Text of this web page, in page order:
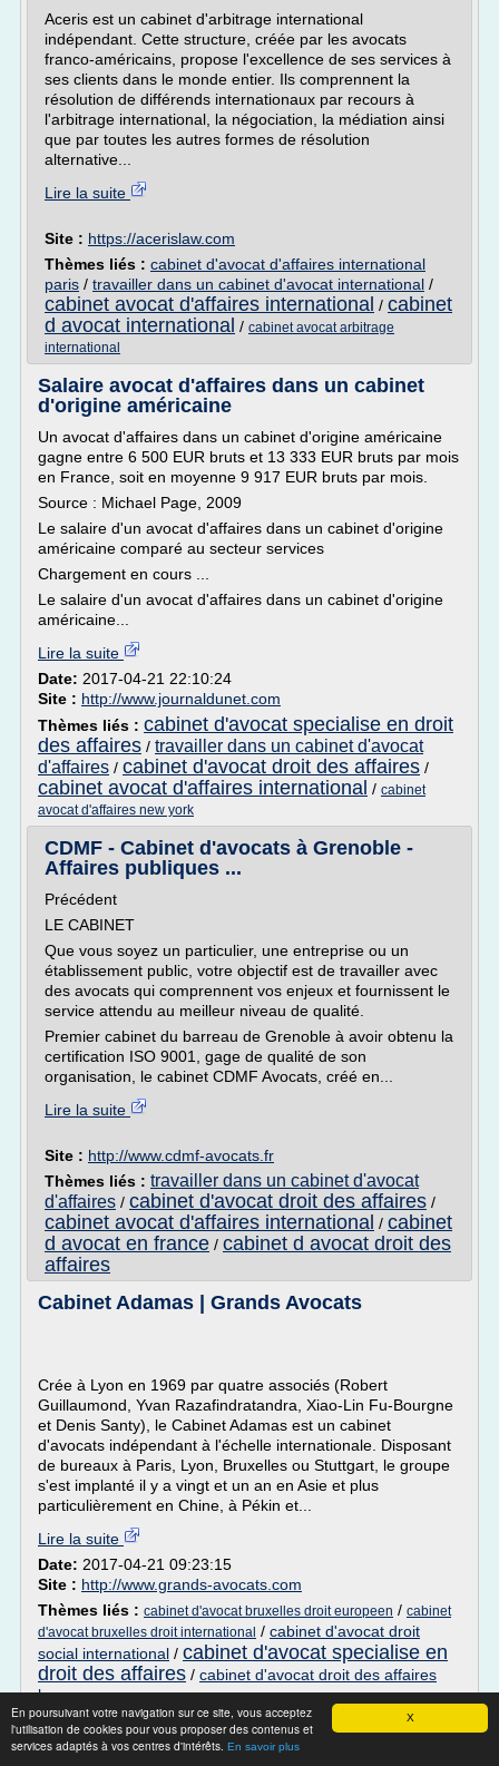
X
En poursuivant votre navigation sur ce site, vous acceptez
l'utilisation de cookies pour vous proposer des contenus et
services adaptés à vos centres d'intérêts. En savoir plus
Aceris est un cabinet d'arbitrage international
indépendant. Cette structure, créée par les avocats
franco-américains, propose l'excellence de ses services à
ses clients dans le monde entier. Ils comprennent la
résolution de différends internationaux par recours à
l'arbitrage international, la négociation, la médiation ainsi
que par toutes les autres formes de résolution
alternative...
Lire la suite
Site : https://acerislaw.com
Thèmes liés : cabinet d'avocat d'affaires international
paris / travailler dans un cabinet d'avocat international /
cabinet avocat d'affaires international / cabinet
d avocat international / cabinet avocat arbitrage
international
Salaire avocat d'affaires dans un cabinet
d'origine américaine
Un avocat d'affaires dans un cabinet d'origine américaine
gagne entre 6 500 EUR bruts et 13 333 EUR bruts par mois
en France, soit en moyenne 9 917 EUR bruts par mois.
Source : Michael Page, 2009
Le salaire d'un avocat d'affaires dans un cabinet d'origine
américaine comparé au secteur services
Chargement en cours ...
Le salaire d'un avocat d'affaires dans un cabinet d'origine
américaine...
Lire la suite
Date: 2017-04-21 22:10:24
Site : http://www.journaldunet.com
Thèmes liés : cabinet d'avocat specialise en droit
des affaires / travailler dans un cabinet d'avocat
d'affaires / cabinet d'avocat droit des affaires /
cabinet avocat d'affaires international / cabinet
avocat d'affaires new york
CDMF - Cabinet d'avocats à Grenoble -
Affaires publiques ...
Précédent
LE CABINET
Que vous soyez un particulier, une entreprise ou un
établissement public, votre objectif est de travailler avec
des avocats qui comprennent vos enjeux et fournissent le
service attendu au meilleur niveau de qualité.
Premier cabinet du barreau de Grenoble à avoir obtenu la
certification ISO 9001, gage de qualité de son
organisation, le cabinet CDMF Avocats, créé en...
Lire la suite
Site : http://www.cdmf-avocats.fr
Thèmes liés : travailler dans un cabinet d'avocat
d'affaires / cabinet d'avocat droit des affaires /
cabinet avocat d'affaires international / cabinet
d avocat en france / cabinet d avocat droit des
affaires
Cabinet Adamas | Grands Avocats
Crée à Lyon en 1969 par quatre associés (Robert
Guillaumond, Yvan Razafindratandra, Xiao-Lin Fu-Bourgne
et Denis Santy), le Cabinet Adamas est un cabinet
d'avocats indépendant à l'échelle internationale. Disposant
de bureaux à Paris, Lyon, Bruxelles ou Stuttgart, le groupe
s'est implanté il y a vingt et un an en Asie et plus
particulièrement en Chine, à Pékin et...
Lire la suite
Date: 2017-04-21 09:23:15
Site : http://www.grands-avocats.com
Thèmes liés : cabinet d'avocat bruxelles droit europeen / cabinet
d'avocat bruxelles droit international / cabinet d'avocat droit
social international / cabinet d'avocat specialise en
droit des affaires / cabinet d'avocat droit des affaires
lyon
Avocats - Allen & Overy